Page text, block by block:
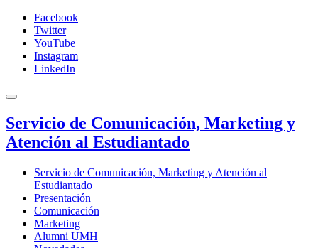
Facebook
Twitter
YouTube
Instagram
LinkedIn
Servicio de Comunicación, Marketing y
Atención al Estudiantado
Servicio de Comunicación, Marketing y Atención al
Estudiantado
Presentación
Comunicación
Marketing
Alumni UMH